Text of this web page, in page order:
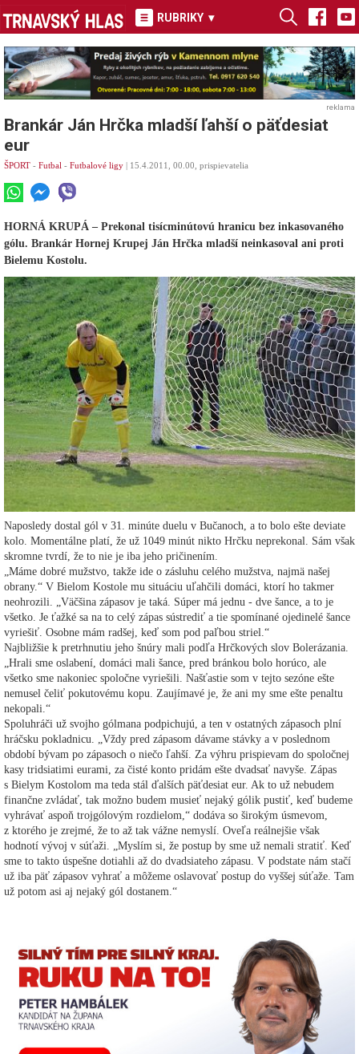
RUBRIKY ▾
reklama
Brankár Ján Hrčka mladší ľahší o päťdesiat
eur
ŠPORT - Futbal - Futbalové ligy | 15.4.2011, 00.00, prispievatelia
HORNÁ KRUPÁ – Prekonal tisícminútovú hranicu bez inkasovaného
gólu. Brankár Hornej Krupej Ján Hrčka mladší neinkasoval ani proti
Bielemu Kostolu.
Naposledy dostal gól v 31. minúte duelu v Bučanoch, a to bolo ešte deviate
kolo. Momentálne platí, že už 1049 minút nikto Hrčku neprekonal. Sám však
skromne tvrdí, že to nie je iba jeho pričinením.
„Máme dobré mužstvo, takže ide o zásluhu celého mužstva, najmä našej
obrany.“ V Bielom Kostole mu situáciu uľahčili domáci, ktorí ho takmer
neohrozili. „Väčšina zápasov je taká. Súper má jednu - dve šance, a to je
všetko. Je ťažké sa na to celý zápas sústrediť a tie spomínané ojedinelé šance
vyriešiť. Osobne mám radšej, keď som pod paľbou striel.“
Najbližšie k pretrhnutiu jeho šnúry mali podľa Hrčkových slov Bolerázania.
„Hrali sme oslabení, domáci mali šance, pred bránkou bolo horúco, ale
všetko sme nakoniec spoločne vyriešili. Našťastie som v tejto sezóne ešte
nemusel čeliť pokutovému kopu. Zaujímavé je, že ani my sme ešte penaltu
nekopali.“
Spoluhráči už svojho gólmana podpichujú, a ten v ostatných zápasoch plní
hráčsku pokladnicu. „Vždy pred zápasom dávame stávky a v poslednom
období bývam po zápasoch o niečo ľahší. Za výhru prispievam do spoločnej
kasy tridsiatimi eurami, za čisté konto pridám ešte dvadsať navyše. Zápas
s Bielym Kostolom ma teda stál ďalších päťdesiat eur. Ak to už nebudem
finančne zvládať, tak možno budem musieť nejaký gólik pustiť, keď budeme
vyhrávať aspoň trojgólovým rozdielom,“ dodáva so širokým úsmevom,
z ktorého je zrejmé, že to až tak vážne nemyslí. Oveľa reálnejšie však
hodnotí vývoj v súťaži. „Myslím si, že postup by sme už nemali stratiť. Keď
sme to takto úspešne dotiahli až do dvadsiateho zápasu. V podstate nám stačí
už iba päť zápasov vyhrať a môžeme oslavovať postup do vyššej súťaže. Tam
už potom asi aj nejaký gól dostanem.“